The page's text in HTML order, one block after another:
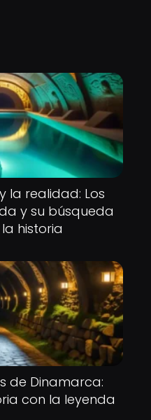
la realidad: Los
y su búsqueda
historia
de Dinamarca:
con la leyenda